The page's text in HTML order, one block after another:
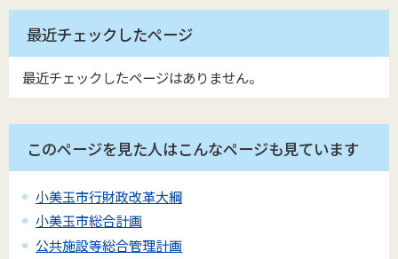
最近チェックしたページ
最近チェックしたページはありません。
このページを見た人はこんなページも見ています
小美玉市行財政改革大綱
小美玉市総合計画
公共施設等総合管理計画